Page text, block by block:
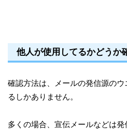
他人が使用してるかどうか
確認方法は、メールの発信源の
るしかありません。
多くの場合、宣伝メールなどは